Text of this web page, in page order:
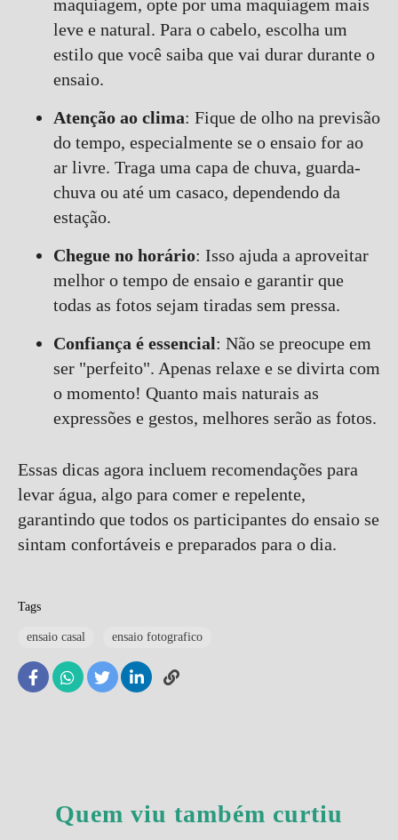
maquiagem, opte por uma maquiagem mais
leve e natural. Para o cabelo, escolha um
estilo que você saiba que vai durar durante o
ensaio.
Atenção ao clima: Fique de olho na previsão
do tempo, especialmente se o ensaio for ao
ar livre. Traga uma capa de chuva, guarda-
chuva ou até um casaco, dependendo da
estação.
Chegue no horário: Isso ajuda a aproveitar
melhor o tempo de ensaio e garantir que
todas as fotos sejam tiradas sem pressa.
Confiança é essencial: Não se preocupe em
ser "perfeito". Apenas relaxe e se divirta com
o momento! Quanto mais naturais as
expressões e gestos, melhores serão as fotos.
Essas dicas agora incluem recomendações para
levar água, algo para comer e repelente,
garantindo que todos os participantes do ensaio se
sintam confortáveis e preparados para o dia.
Tags
ensaio casal ensaio fotografico
Quem viu também curtiu